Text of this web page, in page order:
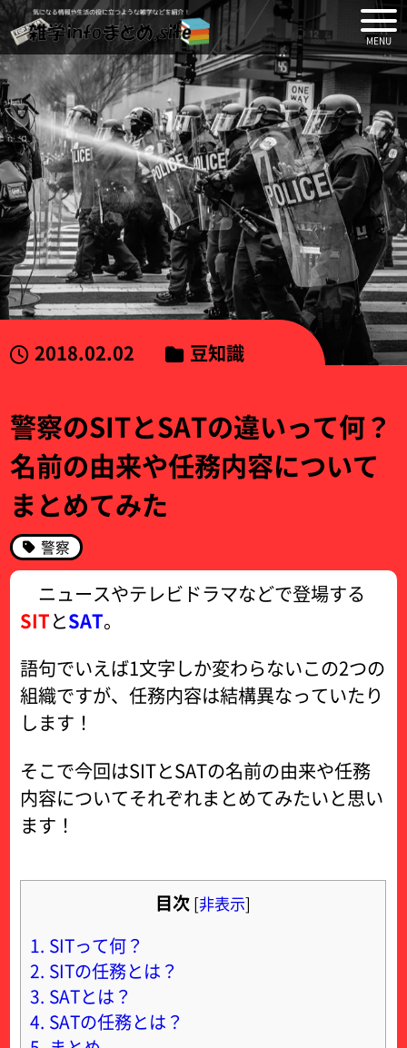
気になる情報や生活
2018.02.02 豆知識
警察のSITとSATの違いって何？
名前の由来や任務内容について
まとめてみた
警察
ニュースやテレビドラマなどで登場する
SITとSAT。
語句でいえば1文字しか変わらないこの2つの
組織ですが、任務内容は結構異なっていたり
します！
そこで今回はSITとSATの名前の由来や任務
内容についてそれぞれまとめてみたいと思い
ます！
目次 [非表示]
1. SITって何？
2. SITの任務とは？
3. SATとは？
4. SATの任務とは？